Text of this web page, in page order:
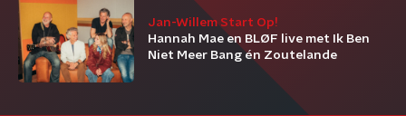
Jan-Willem Start Op!
Hannah Mae en BLØF live met Ik Ben
Niet Meer Bang én Zoutelande